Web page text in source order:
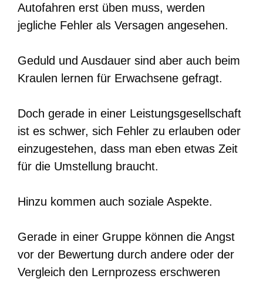
Autofahren erst üben muss, werden
jegliche Fehler als Versagen angesehen.
Geduld und Ausdauer sind aber auch beim
Kraulen lernen für Erwachsene gefragt.
Doch gerade in einer Leistungsgesellschaft
ist es schwer, sich Fehler zu erlauben oder
einzugestehen, dass man eben etwas Zeit
für die Umstellung braucht.
Hinzu kommen auch soziale Aspekte.
Gerade in einer Gruppe können die Angst
vor der Bewertung durch andere oder der
Vergleich den Lernprozess erschweren